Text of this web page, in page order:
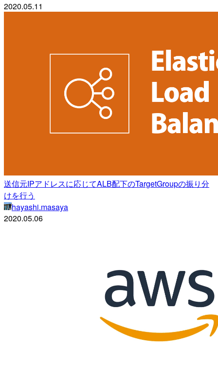
2020.05.11
送信元IPアドレスに応じてALB配下のTargetGroupの振り分
けを行う
hayashi.masaya
2020.05.06